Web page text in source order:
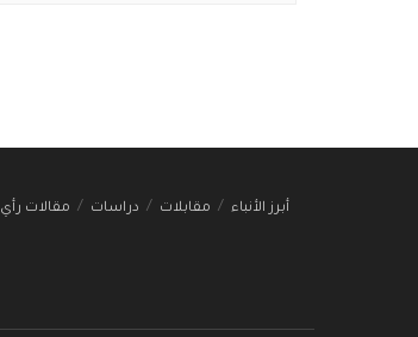
أبرز الأنباء مقابلات دراسات مقالات رأي